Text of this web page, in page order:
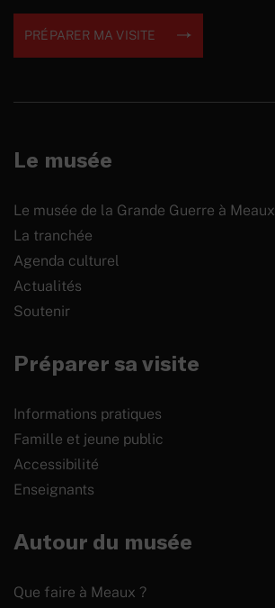
PRÉPARER MA VISITE
Le musée
Le musée de la Grande Guerre à Meaux
La tranchée
Agenda culturel
Actualités
Soutenir
Préparer sa visite
Informations pratiques
Famille et jeune public
Accessibilité
Enseignants
Autour du musée
Que faire à Meaux ?